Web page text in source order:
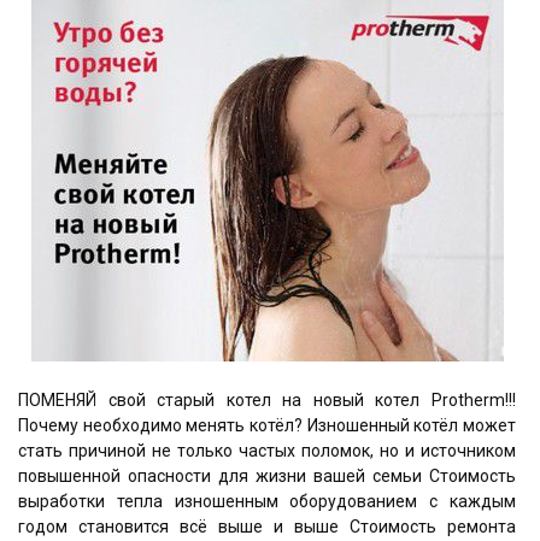
ПОМЕНЯЙ свой старый котел на новый котел Protherm!!!
Почему необходимо менять котёл? Изношенный котёл может
стать причиной не только частых поломок, но и источником
повышенной опасности для жизни вашей семьи Стоимость
выработки тепла изношенным оборудованием с каждым
годом становится всё выше и выше Стоимость ремонта